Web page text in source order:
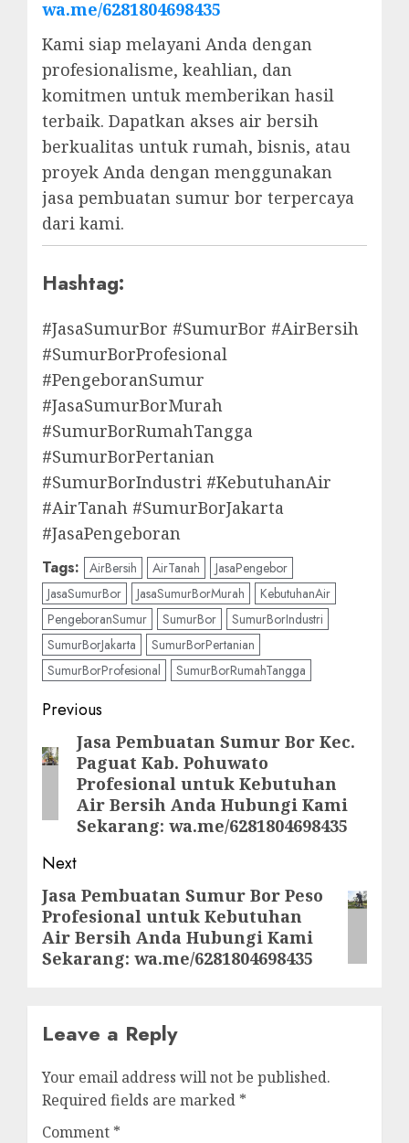
wa.me/6281804698435
Kami siap melayani Anda dengan
profesionalisme, keahlian, dan
komitmen untuk memberikan hasil
terbaik. Dapatkan akses air bersih
berkualitas untuk rumah, bisnis, atau
proyek Anda dengan menggunakan
jasa pembuatan sumur bor terpercaya
dari kami.
Hashtag:
#JasaSumurBor #SumurBor #AirBersih
#SumurBorProfesional
#PengeboranSumur
#JasaSumurBorMurah
#SumurBorRumahTangga
#SumurBorPertanian
#SumurBorIndustri #KebutuhanAir
#AirTanah #SumurBorJakarta
#JasaPengeboran
Tags: AirBersih AirTanah
JasaPengebor
JasaSumurBor
JasaSumurBorMurah
KebutuhanAir
PengeboranSumur
SumurBor
SumurBorIndustri
SumurBorJakarta
SumurBorPertanian
SumurBorProfesional
SumurBorRumahTangga
Post
navigation
Previous
Previous
post:
Jasa Pembuatan Sumur Bor Kec.
Paguat Kab. Pohuwato
Profesional untuk Kebutuhan
Air Bersih Anda Hubungi Kami
Sekarang: wa.me/6281804698435
Next
Next
post:
Jasa Pembuatan Sumur Bor Peso
Profesional untuk Kebutuhan
Air Bersih Anda Hubungi Kami
Sekarang: wa.me/6281804698435
Leave a Reply
Your email address will not be published.
Required fields are marked *
Comment *